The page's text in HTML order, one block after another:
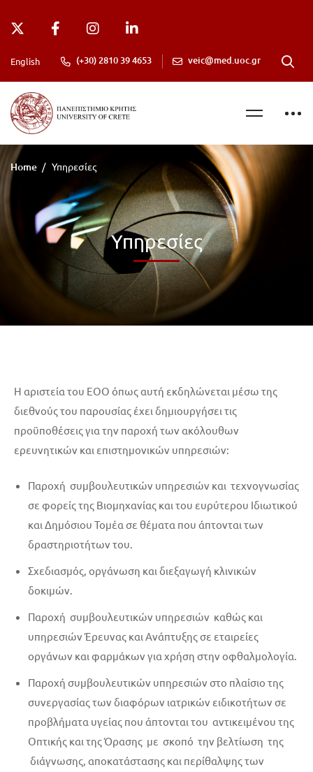
English (+30) 2810 39 4653 veic@med.uoc.gr
Home Υπηρεσίες
Υπηρεσίες
Η αριστεία του ΕΟΟ όπως αυτή εκδηλώνεται μέσω της
διεθνούς του παρουσίας έχει δημιουργήσει τις
προϋποθέσεις για την παροχή των ακόλουθων
ερευνητικών και επιστημονικών υπηρεσιών:
Παροχή συμβουλευτικών υπηρεσιών και τεχνογνωσίας
σε φορείς της Βιομηχανίας και του ευρύτερου Ιδιωτικού
και Δημόσιου Τομέα σε θέματα που άπτονται των
δραστηριοτήτων του.
Σχεδιασμός, οργάνωση και διεξαγωγή κλινικών
δοκιμών.
Παροχή συμβουλευτικών υπηρεσιών καθώς και
υπηρεσιών Έρευνας και Ανάπτυξης σε εταιρείες
οργάνων και φαρμάκων για χρήση στην οφθαλμολογία.
Παροχή συμβουλευτικών υπηρεσιών στο πλαίσιο της
συνεργασίας των διαφόρων ιατρικών ειδικοτήτων σε
προβλήματα υγείας που άπτονται του αντικειμένου της
Οπτικής και της Όρασης με σκοπό την βελτίωση της
διάγνωσης, αποκατάστασης και περίθαλψης των